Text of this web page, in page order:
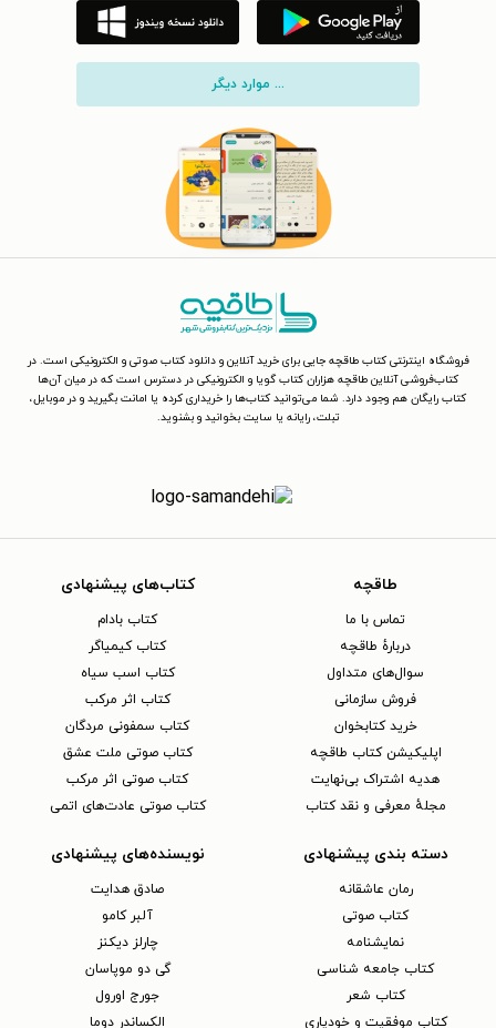
... موارد دیگر
فروشگاه اینترنتی کتاب طاقچه جایی برای خرید آنلاین و دانلود کتاب صوتی و الکترونیکی است. در
کتاب‌فروشی آنلاین طاقچه هزاران کتاب گویا و الکترونیکی در دسترس است که در میان آن‌ها
کتاب رایگان هم وجود دارد. شما می‌توانید کتاب‌ها را خریداری کرده یا امانت بگیرید و در موبایل،
تبلت، رایانه یا سایت بخوانید و بشنوید.
طاقچه
تماس با ما
دربارهٔ طاقچه
سوال‌های متداول
فروش سازمانی
خرید کتابخوان
اپلیکیشن کتاب طاقچه
هدیه اشتراک بی‌نهایت
مجلهٔ معرفی و نقد کتاب
کتاب‌های پیشنهادی
کتاب بادام
کتاب کیمیاگر
کتاب اسب سیاه
کتاب اثر مرکب
کتاب سمفونی مردگان
کتاب صوتی ملت عشق
کتاب صوتی اثر مرکب
کتاب صوتی عادت‌های اتمی
دسته بندی پیشنهادی
رمان عاشقانه
کتاب‌ صوتی
نمایشنامه
کتاب جامعه شناسی
کتاب شعر
کتاب موفقیت و خودیاری
نویسنده‌های پیشنهادی
صادق هدایت
آلبر کامو
چارلز دیکنز
گی دو موپاسان
جورج اورول
الکساندر دوما